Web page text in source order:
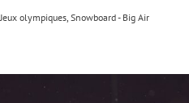
Jeux olympiques ,Snowboard - Big Air